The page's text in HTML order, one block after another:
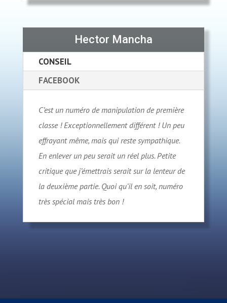
Hector Mancha
CONSEIL
FACEBOOK
C’est un numéro de manipulation de première
classe ! Exceptionnellement différent ! Un peu
effrayant même, mais qui reste sympathique.
En enlever un peu serait un réel plus. Petite
critique que j’émettrais serait sur la lenteur de
la deuxième partie. Quoi qu’il en soit, numéro
très spécial mais très bon !